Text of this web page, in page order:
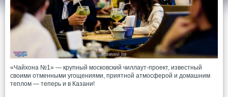
«Чайхона №1» — крупный московский чиллаут-проект, известный
своими отменными угощениями, приятной атмосферой и домашним
теплом — теперь и в Казани!